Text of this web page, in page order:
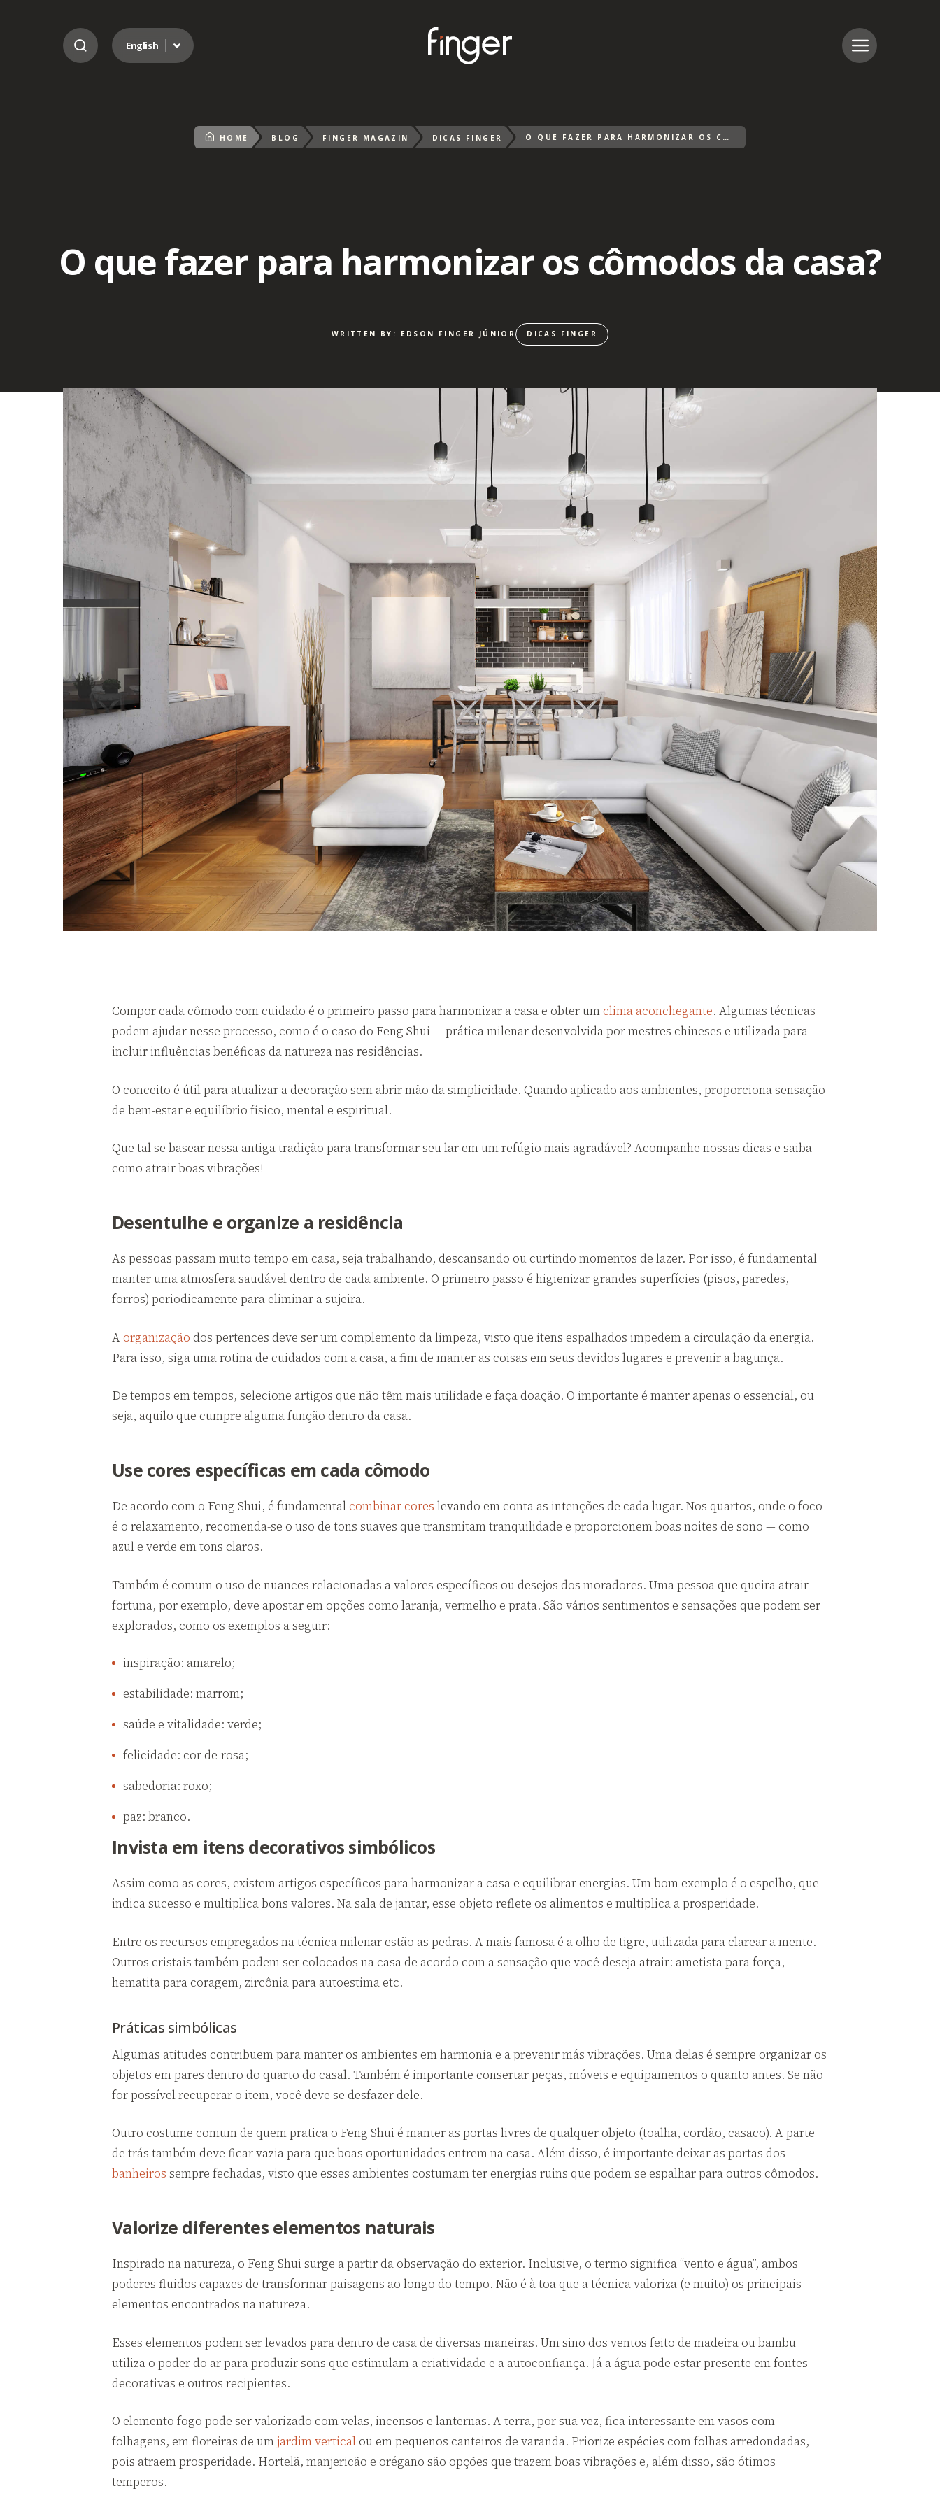
Go to content
English
HOME BLOG FINGER MAGAZIN DICAS FINGER O QUE FAZER PARA HARMONIZAR OS CÔMODOS DA CASA?
O que fazer para harmonizar os cômodos da casa?
WRITTEN BY: EDSON FINGER JÚNIOR DICAS FINGER
Compor cada cômodo com cuidado é o primeiro passo para harmonizar a casa e obter umclima aconchegante. Algumas técnicas
podem ajudar nesse processo, como é o caso do Feng Shui — prática milenar desenvolvida por mestres chineses e utilizada para
incluir influências benéficas da natureza nas residências.
O conceito é útil para atualizar a decoração sem abrir mão da simplicidade. Quando aplicado aos ambientes, proporciona sensação
de bem-estar e equilíbrio físico, mental e espiritual.
Que tal se basear nessa antiga tradição para transformar seu lar em um refúgio mais agradável? Acompanhe nossas dicas e saiba
como atrair boas vibrações!
Desentulhe e organize a residência
As pessoas passam muito tempo em casa, seja trabalhando, descansando ou curtindo momentos de lazer. Por isso, é fundamental
manter uma atmosfera saudável dentro de cada ambiente. O primeiro passo é higienizar grandes superfícies (pisos, paredes,
forros) periodicamente para eliminar a sujeira.
Aorganização dos pertences deve ser um complemento da limpeza, visto que itens espalhados impedem a circulação da energia.
Para isso, siga uma rotina de cuidados com a casa, a fim de manter as coisas em seus devidos lugares e prevenir a bagunça.
De tempos em tempos, selecione artigos que não têm mais utilidade e faça doação. O importante é manter apenas o essencial, ou
seja, aquilo que cumpre alguma função dentro da casa.
Use cores específicas em cada cômodo
De acordo com o Feng Shui, é fundamentalcombinar cores levando em conta as intenções de cada lugar. Nos quartos, onde o foco
é o relaxamento, recomenda-se o uso de tons suaves que transmitam tranquilidade e proporcionem boas noites de sono — como
azul e verde em tons claros.
Também é comum o uso de nuances relacionadas a valores específicos ou desejos dos moradores. Uma pessoa que queira atrair
fortuna, por exemplo, deve apostar em opções como laranja, vermelho e prata. São vários sentimentos e sensações que podem ser
explorados, como os exemplos a seguir:
inspiração: amarelo;
estabilidade: marrom;
saúde e vitalidade: verde;
felicidade: cor-de-rosa;
sabedoria: roxo;
paz: branco.
Invista em itens decorativos simbólicos
Assim como as cores, existem artigos específicos para harmonizar a casa e equilibrar energias. Um bom exemplo é o espelho, que
indica sucesso e multiplica bons valores. Na sala de jantar, esse objeto reflete os alimentos e multiplica a prosperidade.
Entre os recursos empregados na técnica milenar estão as pedras. A mais famosa é a olho de tigre, utilizada para clarear a mente.
Outros cristais também podem ser colocados na casa de acordo com a sensação que você deseja atrair: ametista para força,
hematita para coragem, zircônia para autoestima etc.
Práticas simbólicas
Algumas atitudes contribuem para manter os ambientes em harmonia e a prevenir más vibrações. Uma delas é sempre organizar os
objetos em pares dentro do quarto do casal. Também é importante consertar peças, móveis e equipamentos o quanto antes. Se não
for possível recuperar o item, você deve se desfazer dele.
Outro costume comum de quem pratica o Feng Shui é manter as portas livres de qualquer objeto (toalha, cordão, casaco). A parte
de trás também deve ficar vazia para que boas oportunidades entrem na casa. Além disso, é importante deixar as portas dos
banheiros sempre fechadas, visto que esses ambientes costumam ter energias ruins que podem se espalhar para outros cômodos.
Valorize diferentes elementos naturais
Inspirado na natureza, o Feng Shui surge a partir da observação do exterior. Inclusive, o termo significa “vento e água”, ambos
poderes fluidos capazes de transformar paisagens ao longo do tempo. Não é à toa que a técnica valoriza (e muito) os principais
elementos encontrados na natureza.
Esses elementos podem ser levados para dentro de casa de diversas maneiras. Um sino dos ventos feito de madeira ou bambu
utiliza o poder do ar para produzir sons que estimulam a criatividade e a autoconfiança. Já a água pode estar presente em fontes
decorativas e outros recipientes.
O elemento fogo pode ser valorizado com velas, incensos e lanternas. A terra, por sua vez, fica interessante em vasos com
folhagens, em floreiras de um jardim verticalou em pequenos canteiros de varanda. Priorize espécies com folhas arredondadas,
pois atraem prosperidade. Hortelã, manjericão e orégano são opções que trazem boas vibrações e, além disso, são ótimos
temperos.